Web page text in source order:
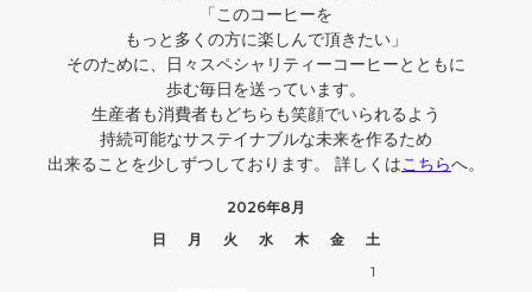
「このコーヒーを
もっと多くの方に楽しんで頂きたい」
そのために、日々スペシャリティーコーヒーとともに
歩む毎日を送っています。
生産者も消費者もどちらも笑顔でいられるよう
持続可能なサステイナブルな未来を作るため
出来ることを少しずつしております。 詳しくはこちらへ。
2026年8月
日
月 火 水 木 金
土
1